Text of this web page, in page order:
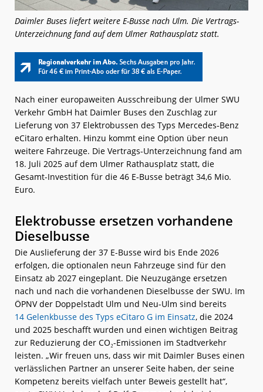
Daimler Buses liefert weitere E-Busse nach Ulm. Die Vertrags-
Unterzeichnung fand auf dem Ulmer Rathausplatz statt.
Nach einer europaweiten Ausschreibung der Ulmer SWU
Verkehr GmbH hat Daimler Buses den Zuschlag zur
Lieferung von 37 Elektrobussen des Typs Mercedes‑Benz
eCitaro erhalten. Hinzu kommt eine Option über neun
weitere Fahrzeuge. Die Vertrags-Unterzeichnung fand am
18. Juli 2025 auf dem Ulmer Rathausplatz statt, die
Gesamt-Investition für die 46 E‑Busse beträgt 34,6 Mio.
Euro.
Elektrobusse ersetzen vorhandene
Dieselbusse
Die Auslieferung der 37 E-Busse wird bis Ende 2026
erfolgen, die optionalen neun Fahrzeuge sind für den
Einsatz ab 2027 eingeplant. Die Neuzugänge ersetzen
nach und nach die vorhandenen Dieselbusse der SWU. Im
ÖPNV der Doppelstadt Ulm und Neu-Ulm sind bereits
14 Gelenkbusse des Typs eCitaro G im Einsatz, die 2024
und 2025 beschafft wurden und einen wichtigen Beitrag
zur Reduzierung der CO₂-Emissionen im Stadtverkehr
leisten. „Wir freuen uns, dass wir mit Daimler Buses einen
verlässlichen Partner an unserer Seite haben, der seine
Kompetenz bereits vielfach unter Beweis gestellt hat“,